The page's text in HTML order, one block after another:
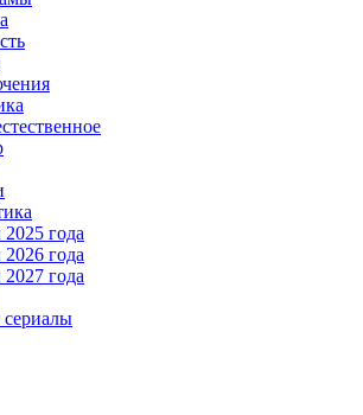
года
года
года
сериалы